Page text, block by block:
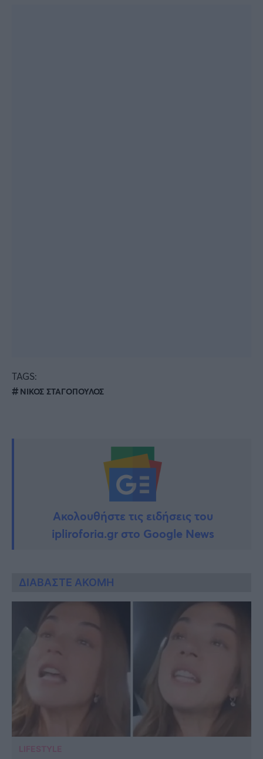
TAGS:
ΝΙΚΟΣ ΣΤΑΓΟΠΟΥΛΟΣ
Ακολουθήστε τις ειδήσεις του
ipliroforia.gr στο Google News
ΔΙΑΒΑΣΤΕ ΑΚΟΜΗ
LIFESTYLE